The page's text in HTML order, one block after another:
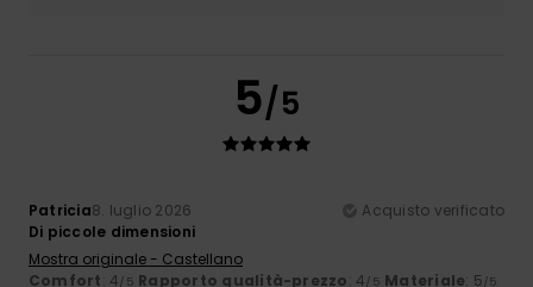
5/5
Patricia8. luglio 2026
Acquisto verificato
Di piccole dimensioni
Mostra originale - Castellano
Comfort: 4/5 Rapporto qualità-prezzo: 4/5 Materiale: 5/5